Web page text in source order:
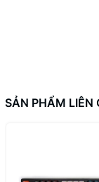
SẢN PHẨM LIÊN